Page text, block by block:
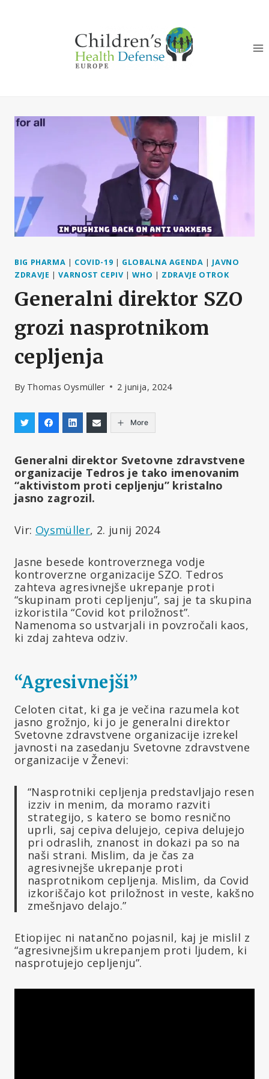
BIG PHARMA | COVID-19 | GLOBALNA AGENDA | JAVNO
ZDRAVJE |VARNOST CEPIV |WHO | ZDRAVJE OTROK
Generalni direktor SZO
grozi nasprotnikom
cepljenja
By Thomas Oysmüller 2 junija, 2024
More
Generalni direktor Svetovne zdravstvene
organizacije Tedros je tako imenovanim
“aktivistom proti cepljenju” kristalno
jasno zagrozil.
Vir: Oysmüller, 2. junij 2024
Jasne besede kontroverznega vodje
kontroverzne organizacije SZO. Tedros
zahteva agresivnejše ukrepanje proti
“skupinam proti cepljenju”, saj je ta skupina
izkoristila “Covid kot priložnost”.
Namenoma so ustvarjali in povzročali kaos,
ki zdaj zahteva odziv.
“Agresivnejši”
Celoten citat, ki ga je večina razumela kot
jasno grožnjo, ki jo je generalni direktor
Svetovne zdravstvene organizacije izrekel
javnosti na zasedanju Svetovne zdravstvene
organizacije v Ženevi:
“Nasprotniki cepljenja predstavljajo resen
izziv in menim, da moramo razviti
strategijo, s katero se bomo resnično
uprli, saj cepiva delujejo, cepiva delujejo
pri odraslih, znanost in dokazi pa so na
naši strani. Mislim, da je čas za
agresivnejše ukrepanje proti
nasprotnikom cepljenja. Mislim, da Covid
izkoriščajo kot priložnost in veste, kakšno
zmešnjavo delajo.”
Etiopijec ni natančno pojasnil, kaj je mislil z
“agresivnejšim ukrepanjem proti ljudem, ki
nasprotujejo cepljenju”.